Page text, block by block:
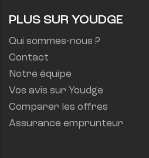
PLUS SUR YOUDGE
Qui sommes-nous ?
Contact
Notre équipe
Vos avis sur Youdge
Comparer les offres
Assurance emprunteur